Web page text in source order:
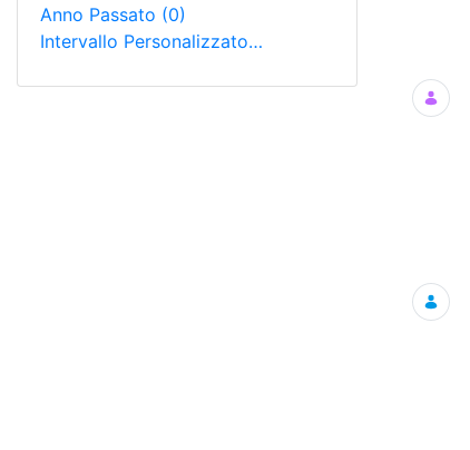
Anno Passato (0)
Intervallo Personalizzato…